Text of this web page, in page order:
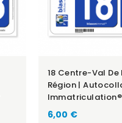
18 Centre-Val De
Région |
Immatriculation®
6,00 €